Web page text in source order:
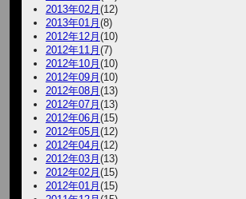
2013年02月(12)
2013年01月(8)
2012年12月(10)
2012年11月(7)
2012年10月(10)
2012年09月(10)
2012年08月(13)
2012年07月(13)
2012年06月(15)
2012年05月(12)
2012年04月(12)
2012年03月(13)
2012年02月(15)
2012年01月(15)